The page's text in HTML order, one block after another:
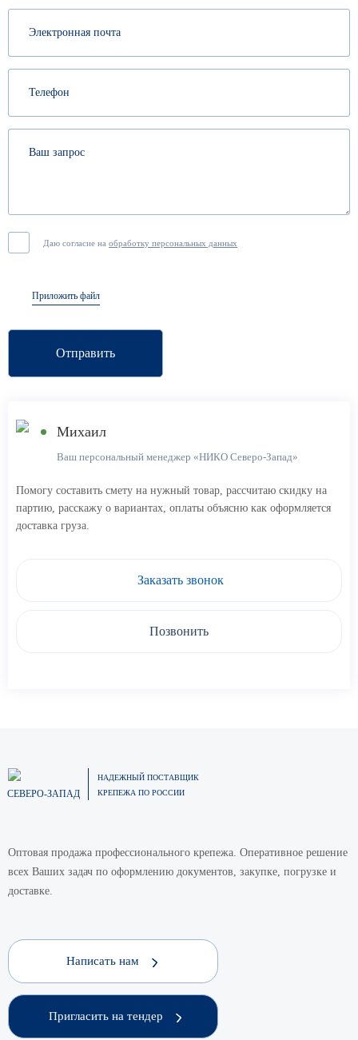
Даю согласие на обработку персональных данных
Приложить файл
Отправить
Михаил
Ваш персональный менеджер «НИКО Северо-Запад»
Помогу составить смету на нужный товар, рассчитаю скидку на
партию, расскажу о вариантах, оплаты объясню как оформляется
доставка груза.
Заказать звонок
Позвонить
СЕВЕРО-ЗАПАД
НАДЕЖНЫЙ ПОСТАВЩИК
КРЕПЕЖА ПО РОССИИ
Оптовая продажа профессионального крепежа. Оперативное решение
всех Ваших задач по оформлению документов, закупке, погрузке и
доставке.
Написать нам
Пригласить на тендер